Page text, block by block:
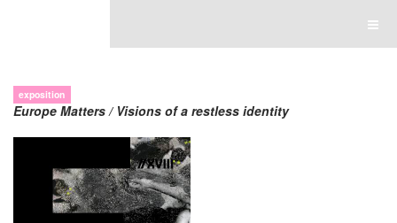
exposition
Europe Matters / Visions of a restless identity